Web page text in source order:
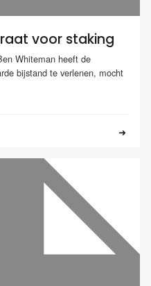
voor staking
Whiteman heeft de
bijstand te verlenen, mocht